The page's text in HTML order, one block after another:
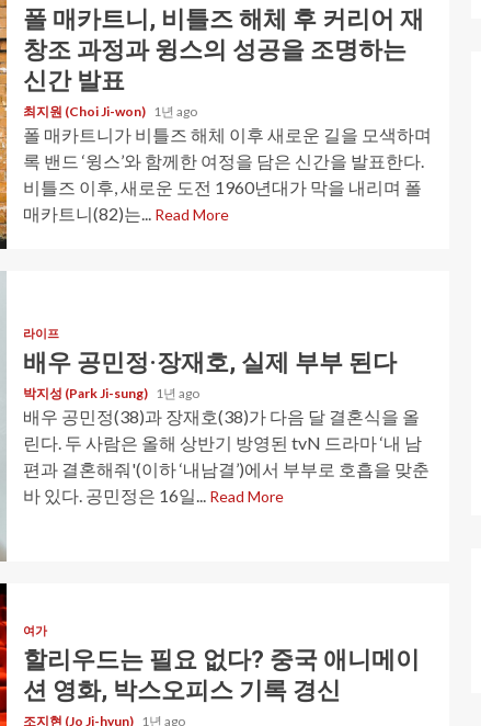
폴 매카트니, 비틀즈 해체 후 커리어 재
창조 과정과 윙스의 성공을 조명하는
신간 발표
최지원 (Choi Ji-won) 1년 ago
폴 매카트니가 비틀즈 해체 이후 새로운 길을 모색하며
록 밴드 ‘윙스’와 함께한 여정을 담은 신간을 발표한다.
비틀즈 이후, 새로운 도전 1960년대가 막을 내리며 폴
매카트니(82)는...
Read More
라이프
배우 공민정·장재호, 실제 부부 된다
박지성 (Park Ji-sung) 1년 ago
배우 공민정(38)과 장재호(38)가 다음 달 결혼식을 올
린다. 두 사람은 올해 상반기 방영된 tvN 드라마 ‘내 남
편과 결혼해줘'(이하 ‘내남결’)에서 부부로 호흡을 맞춘
바 있다. 공민정은 16일...
Read More
여가
할리우드는 필요 없다? 중국 애니메이
션 영화, 박스오피스 기록 경신
조지현 (Jo Ji-hyun) 1년 ago